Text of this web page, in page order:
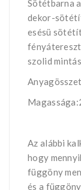
Sötétbarna
dekor-
esésü
szolid
Az alábbi
hogy
függöny
és a